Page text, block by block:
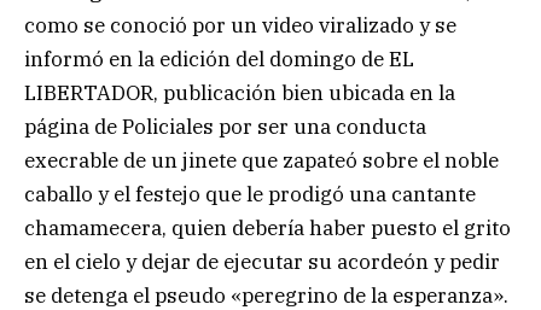
como se conoció por un video viralizado y se
informó en la edición del domingo de EL
LIBERTADOR, publicación bien ubicada en la
página de Policiales por ser una conducta
execrable de un jinete que zapateó sobre el noble
caballo y el festejo que le prodigó una cantante
chamamecera, quien debería haber puesto el grito
en el cielo y dejar de ejecutar su acordeón y pedir
se detenga el pseudo «peregrino de la esperanza».